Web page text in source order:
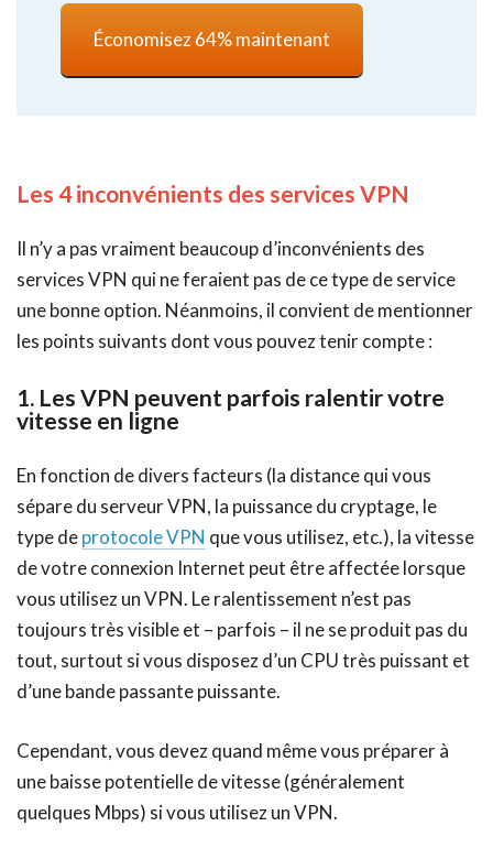
Économisez 64% maintenant
Les 4 inconvénients des services VPN
Il n’y a pas vraiment beaucoup d’inconvénients des
services VPN qui ne feraient pas de ce type de service
une bonne option. Néanmoins, il convient de mentionner
les points suivants dont vous pouvez tenir compte :
1. Les VPN peuvent parfois ralentir votre
vitesse en ligne
En fonction de divers facteurs (la distance qui vous
sépare du serveur VPN, la puissance du cryptage, le
type deprotocole VPN que vous utilisez, etc.), la vitesse
de votre connexion Internet peut être affectée lorsque
vous utilisez un VPN. Le ralentissement n’est pas
toujours très visible et – parfois – il ne se produit pas du
tout, surtout si vous disposez d’un CPU très puissant et
d’une bande passante puissante.
Cependant, vous devez quand même vous préparer à
une baisse potentielle de vitesse (généralement
quelques Mbps) si vous utilisez un VPN.